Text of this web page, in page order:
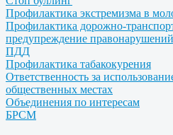
Профилактика экстремизма в
Профилактика дорожно-
предупреждение
ПДД
Профилактика табакокурения
Ответственность за
общественных местах
Объединения по интересам
БРСМ